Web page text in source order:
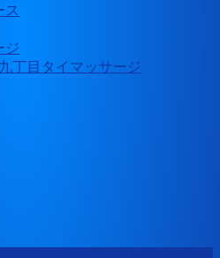
ス
ジ
丁目タイマッサージ